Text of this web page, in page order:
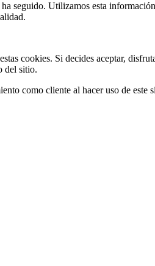
seguido. Utilizamos esta
cookies. Si decides aceptar,
del sitio.
como cliente al hacer uso de este